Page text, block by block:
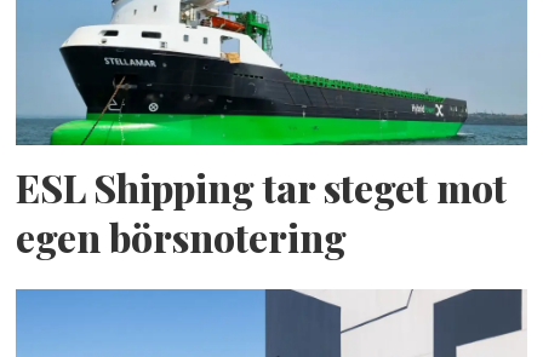
ESL Shipping tar steget mot
egen börsnotering